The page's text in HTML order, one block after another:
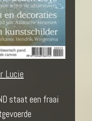
Lucie
staat een fraai